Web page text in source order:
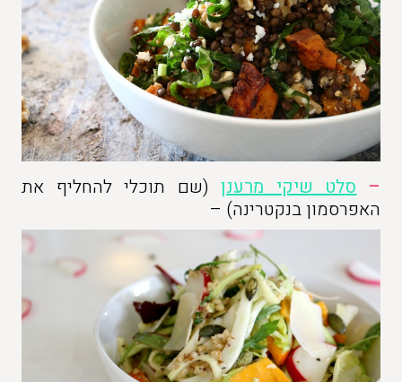
–סלט שיקי מרענן(שם תוכלי להחליף את
האפרסמון בנקטרינה) –